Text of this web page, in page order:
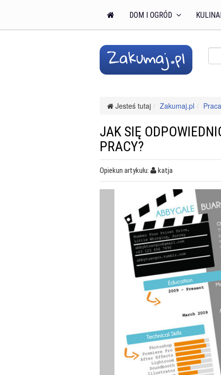
DOM I OGRÓD
Jesteś tutaj Zakumaj.pl
JAK SIĘ
PRACY?
Opiekun artykułu: katja